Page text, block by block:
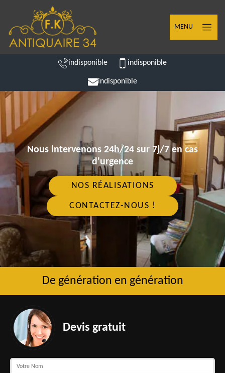
MENU
indisponible indisponible
indisponible
Nous intervenons 24h/24 sur 7j/7 en cas
d'urgence
NOS RÉALISATIONS
CONTACTEZ-NOUS !
De génération en génération
Devis gratuit